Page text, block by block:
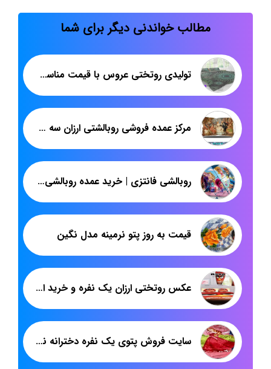
مطالب خواندنی دیگر برای شما
تولیدی روتختی عروس با قیمت مناسب در تهران
مرکز عمده فروشی روبالشتی ارزان سه بعدی مخمل
روبالشی فانتزی | خرید عمده روبالشی عروسکی سه بعدی
قیمت به روز پتو نرمینه مدل نگین
عکس روتختی ارزان یک نفره و خرید از تولیدی
سایت فروش پتوی یک نفره دخترانه نرمینه